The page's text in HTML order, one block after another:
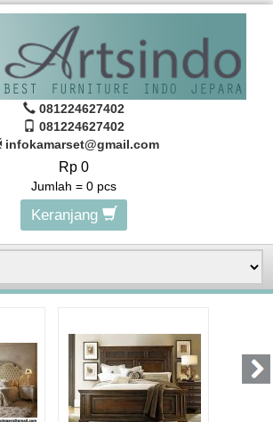
081224627402
081224627402
infokamarset@gmail.com
Rp 0
Jumlah = 0 pcs
Keranjang